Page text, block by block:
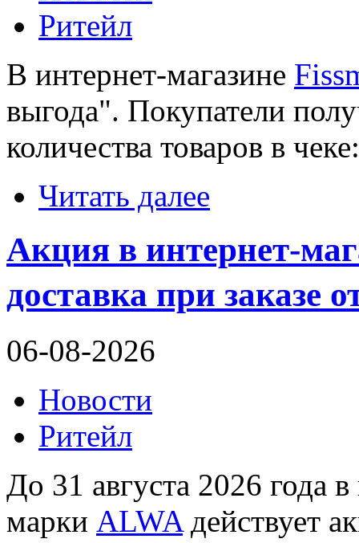
Ритейл
В интернет-магазине
выгода". Покупатели
количества товаров в чеке:
Читать далее
Акция в интернет-
доставка при заказе
06-08-2026
Новости
Ритейл
До 31 августа 2026 года
марки ALWAдействует